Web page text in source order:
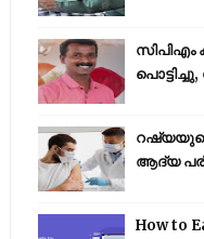
ആദ്യ
How to